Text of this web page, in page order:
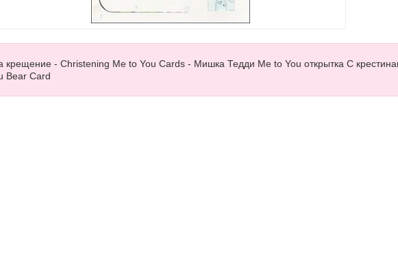
крещение - Christening Me to You Cards - Мишка Тедди Me to You открытка С
Bear Card